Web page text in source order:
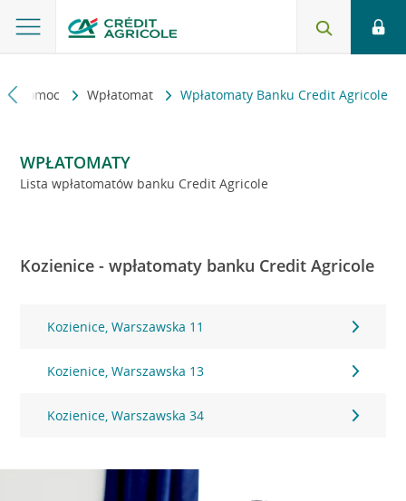
i pomoc Wpłatomat Wpłatomaty Banku Credit Agricole
WPŁATOMATY
Lista wpłatomatów banku Credit Agricole
Kozienice - wpłatomaty banku Credit Agricole
Kozienice, Warszawska 11
Kozienice, Warszawska 13
Kozienice, Warszawska 34